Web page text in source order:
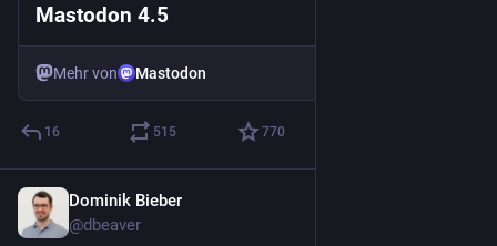
Mastodon 4.5
Mehr von Mastodon
16 515 770
Dominik Bieber
@dbeaver